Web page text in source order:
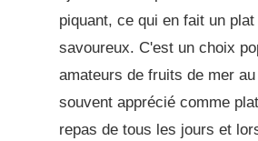
piquant, ce qui en fait un
savoureux. C'est un choix
amateurs de fruits de mer
souvent apprécié comme
repas de tous les jours et